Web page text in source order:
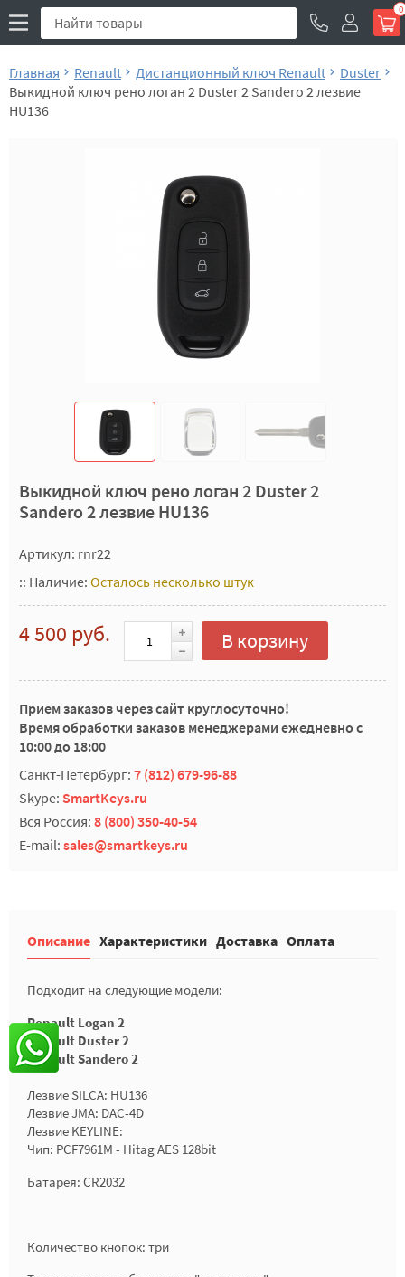
0
Главная Renault Дистанционный ключ Renault
Duster
Выкидной ключ рено логан 2 Duster 2 Sandero 2 лезвие
HU136
Выкидной ключ рено логан 2 Duster 2
Sandero 2 лезвие HU136
Артикул: rnr22
:: Наличие: Осталось несколько штук
4 500 руб. В корзину
Прием заказов через сайт круглосуточно!
Время обработки заказов менеджерами ежедневно с
10:00 до 18:00
Санкт-Петербург: 7 (812) 679-96-88
Skype: SmartKeys.ru
Вся Россия: 8 (800) 350-40-54
E-mail: sales@smartkeys.ru
Описание Характеристики Доставка Оплата
Подходит на следующие модели:
Renault Logan 2
Renault Duster 2
Renault Sandero 2
Лезвие SILCA: HU136
Лезвие JMA: DAC-4D
Лезвие KEYLINE:
Чип: PCF7961M - Hitag AES 128bit
Батарея: CR2032
Количество кнопок: три